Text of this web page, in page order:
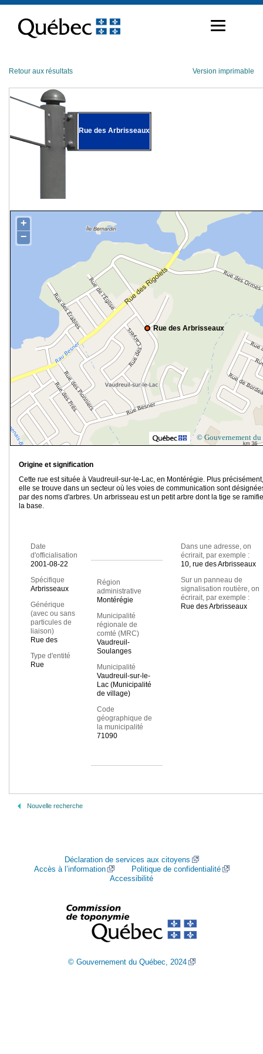
contenu
Retour aux résultats Version imprimable
Rue des Arbrisseaux
Rue des Arbrisseaux
+
−
© Gouvernement du
Origine et signification
Cette rue est située à Vaudreuil-sur-le-Lac, en Montérégie. Plus précisément,
elle se trouve dans un secteur où les voies de communication sont
par des noms d'arbres. Un arbrisseau est un petit arbre dont la tige se
la base.
Date
d'officialisation
2001-08-22
Spécifique
Arbrisseaux
Générique
(avec ou sans
particules de
liaison)
Rue des
Type d'entité
Rue
Région
administrative
Montérégie
Municipalité
régionale de
comté (MRC)
Vaudreuil-
Soulanges
Municipalité
Vaudreuil-sur-le-
Lac (Municipalité
de village)
Code
géographique de
la municipalité
71090
Dans une adresse, on
écrirait, par exemple :
10, rue des Arbrisseaux
Sur un panneau de
signalisation routière, on
écrirait, par exemple :
Rue des Arbrisseaux
Nouvelle recherche
Déclaration de services aux citoyens
Accès à l’information
Politique de confidentialité
Accessibilité
© Gouvernement du Québec, 2024